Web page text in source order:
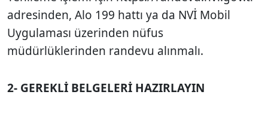
adresinden, Alo 199 hattı ya da NVİ Mobil
Uygulaması üzerinden nüfus
müdürlüklerinden randevu alınmalı.
2- GEREKLİ BELGELERİ HAZIRLAYIN